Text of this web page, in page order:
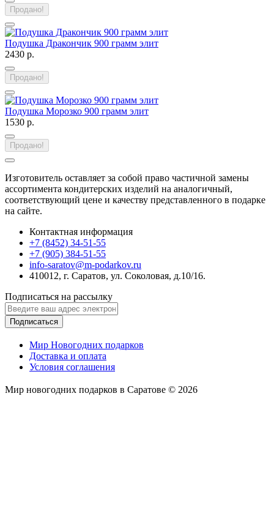
Продано!
Подушка Дракончик 900 грамм элит
2430 р.
Продано!
Подушка Морозко 900 грамм элит
1530 р.
Продано!
Изготовитель оставляет за собой право частичной замены
ассортимента кондитерских изделий на аналогичный,
соответствующий цене и качеству представленного в подарке
на сайте.
Контактная информация
+7 (8452) 34-51-55
+7 (905) 384-51-55
info-saratov@m-podarkov.ru
410012, г. Саратов, ул. Соколовая, д.10/16.
Подписаться на рассылку
Подписаться
Мир Новогодних подарков
Доставка и оплата
Условия соглашения
Мир новогодних подарков в Саратове © 2026